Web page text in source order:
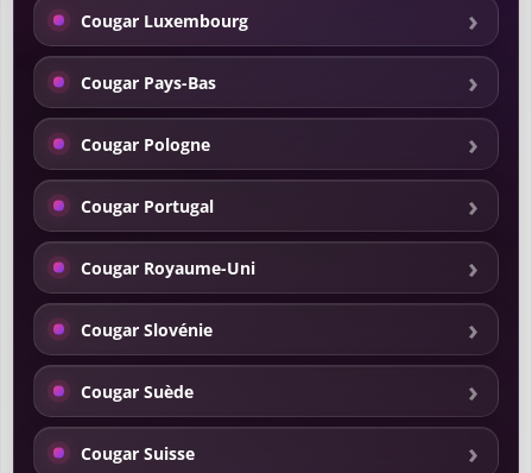
Cougar Luxembourg
Cougar Pays-Bas
Cougar Pologne
Cougar Portugal
Cougar Royaume-Uni
Cougar Slovénie
Cougar Suède
Cougar Suisse